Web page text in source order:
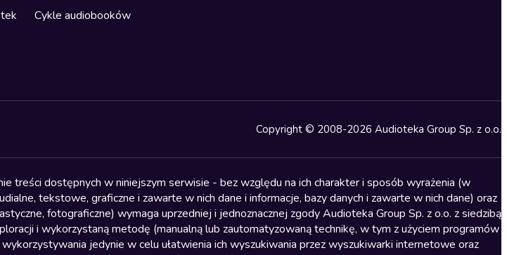
Cykle audiobooków
Copyright © 2008-2026 Audioteka Group Sp. z o.o.
treści dostępnych w niniejszym serwisie - bez względu na ich charakter i sposób wyrażenia (w
tekstowe, graficzne i zawarte w nich dane i informacje, bazy danych i zawarte w nich dane) oraz
fotograficzne) wymaga uprzedniej i jednoznacznej zgody Audioteka Group Sp. z o.o. z siedzibą
i wykorzystaną metodę (manualną lub zautomatyzowaną technikę, w tym z użyciem programów
jedynie w celu ułatwienia ich wyszukiwania przez wyszukiwarki internetowe oraz